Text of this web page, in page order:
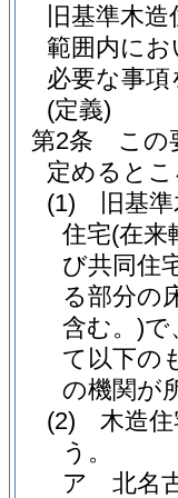
旧基準木
範囲内に
必要な事
(定義)
第2条
この
定めると
(1)
旧基
住宅(在来
び共同住
る部分の
含む。)で
て以下の
の機関が
(2)
木造
う。
ア
北名